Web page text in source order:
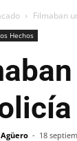
Filmaban
Hechos
- 18